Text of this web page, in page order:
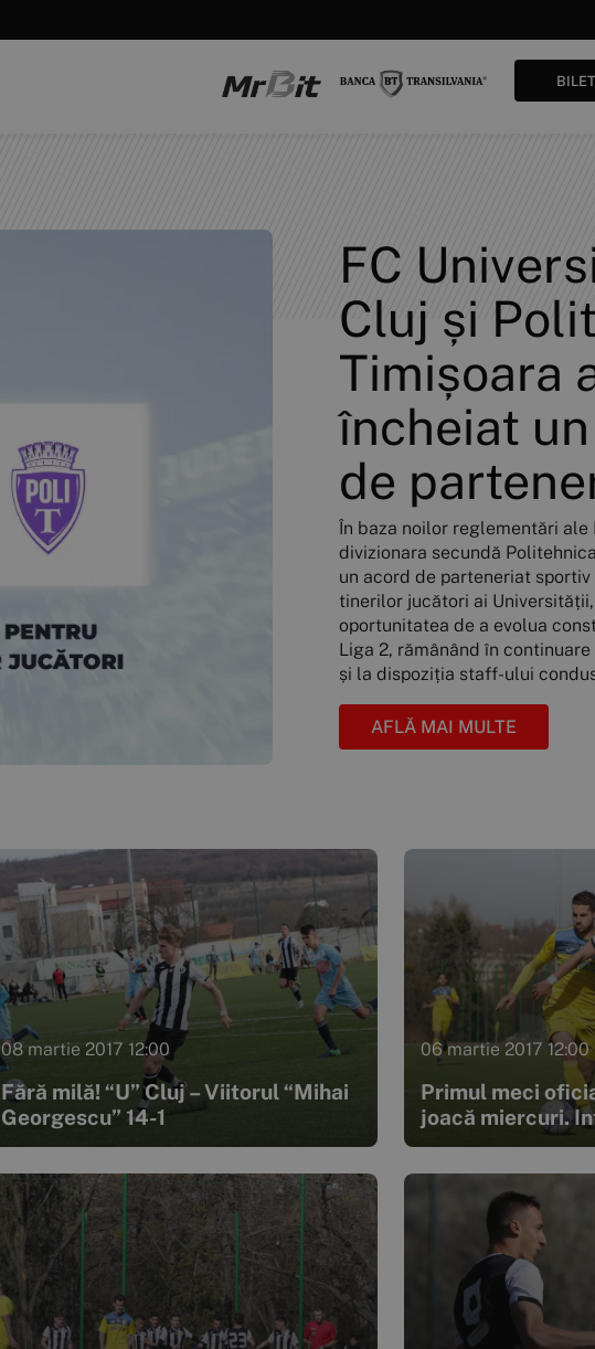
FC
Cluj și
Timișoara
încheiat
de
În baza noilor reglementări ale
divizionara secundă
un acord de parteneriat
tinerilor jucători ai
oportunitatea de a evolua
Liga 2, rămânând în
și la dispoziția staff-ului
AFLĂ MAI MULTE
08 martie 2017 12:00
Fără milă! “U” Cluj – Viitorul “Mihai
Georgescu” 14-1
06 martie 2017 12:00
Primul meci
joacă miercuri.